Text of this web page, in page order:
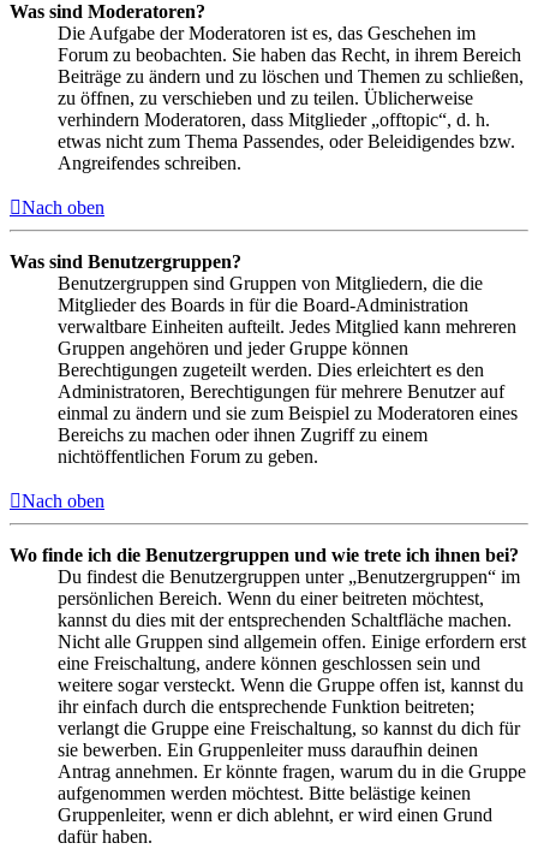
Was sind Moderatoren?
Die Aufgabe der Moderatoren ist es, das Geschehen im
Forum zu beobachten. Sie haben das Recht, in ihrem Bereich
Beiträge zu ändern und zu löschen und Themen zu schließen,
zu öffnen, zu verschieben und zu teilen. Üblicherweise
verhindern Moderatoren, dass Mitglieder „offtopic“, d. h.
etwas nicht zum Thema Passendes, oder Beleidigendes bzw.
Angreifendes schreiben.
Nach oben
Was sind Benutzergruppen?
Benutzergruppen sind Gruppen von Mitgliedern, die die
Mitglieder des Boards in für die Board-Administration
verwaltbare Einheiten aufteilt. Jedes Mitglied kann mehreren
Gruppen angehören und jeder Gruppe können
Berechtigungen zugeteilt werden. Dies erleichtert es den
Administratoren, Berechtigungen für mehrere Benutzer auf
einmal zu ändern und sie zum Beispiel zu Moderatoren eines
Bereichs zu machen oder ihnen Zugriff zu einem
nichtöffentlichen Forum zu geben.
Nach oben
Wo finde ich die Benutzergruppen und wie trete ich ihnen bei?
Du findest die Benutzergruppen unter „Benutzergruppen“ im
persönlichen Bereich. Wenn du einer beitreten möchtest,
kannst du dies mit der entsprechenden Schaltfläche machen.
Nicht alle Gruppen sind allgemein offen. Einige erfordern erst
eine Freischaltung, andere können geschlossen sein und
weitere sogar versteckt. Wenn die Gruppe offen ist, kannst du
ihr einfach durch die entsprechende Funktion beitreten;
verlangt die Gruppe eine Freischaltung, so kannst du dich für
sie bewerben. Ein Gruppenleiter muss daraufhin deinen
Antrag annehmen. Er könnte fragen, warum du in die Gruppe
aufgenommen werden möchtest. Bitte belästige keinen
Gruppenleiter, wenn er dich ablehnt, er wird einen Grund
dafür haben.